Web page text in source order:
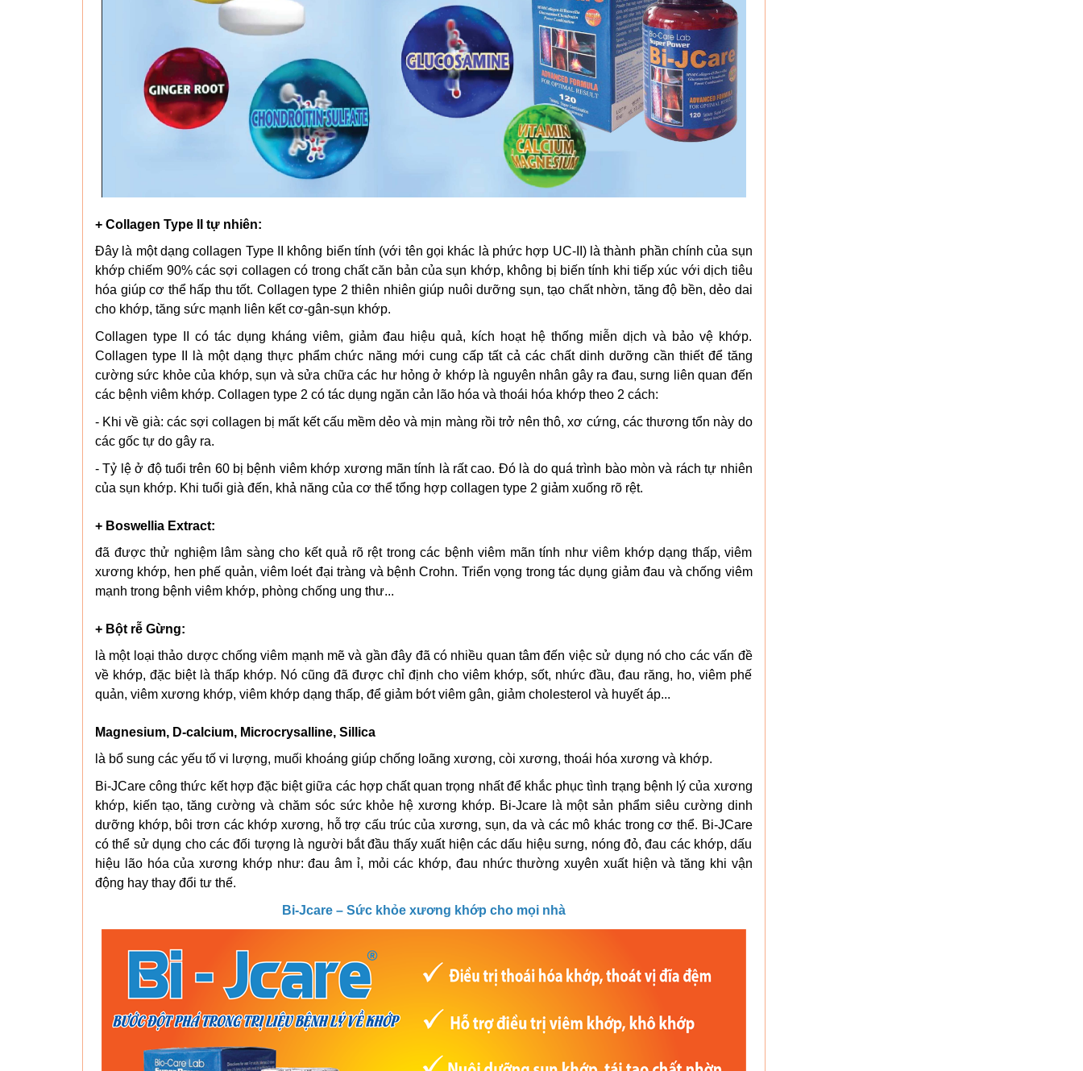
+ Collagen Type II tự nhiên:
Đây là một dạng collagen Type II không biến tính (với tên gọi khác là phức hợp UC-II) là thành phần chính của sụn
khớp chiếm 90% các sợi collagen có trong chất căn bản của sụn khớp, không bị biến tính khi tiếp xúc với dịch tiêu
hóa giúp cơ thể hấp thu tốt. Collagen type 2 thiên nhiên giúp nuôi dưỡng sụn, tạo chất nhờn, tăng độ bền, dẻo dai
cho khớp, tăng sức mạnh liên kết cơ-gân-sụn khớp.
Collagen type II có tác dụng kháng viêm, giảm đau hiệu quả, kích hoạt hệ thống miễn dịch và bảo vệ khớp.
Collagen type II là một dạng thực phẩm chức năng mới cung cấp tất cả các chất dinh dưỡng cần thiết để tăng
cường sức khỏe của khớp, sụn và sửa chữa các hư hỏng ở khớp là nguyên nhân gây ra đau, sưng liên quan đến
các bệnh viêm khớp. Collagen type 2 có tác dụng ngăn cản lão hóa và thoái hóa khớp theo 2 cách:
- Khi về già: các sợi collagen bị mất kết cấu mềm dẻo và mịn màng rồi trở nên thô, xơ cứng, các thương tổn này do
các gốc tự do gây ra.
- Tỷ lệ ở độ tuổi trên 60 bị bệnh viêm khớp xương mãn tính là rất cao. Đó là do quá trình bào mòn và rách tự nhiên
của sụn khớp. Khi tuổi già đến, khả năng của cơ thể tổng hợp collagen type 2 giảm xuống rõ rệt.
+ Boswellia Extract:
đã được thử nghiệm lâm sàng cho kết quả rõ rệt trong các bệnh viêm mãn tính như viêm khớp dạng thấp, viêm
xương khớp, hen phế quản, viêm loét đại tràng và bệnh Crohn. Triển vọng trong tác dụng giảm đau và chống viêm
mạnh trong bệnh viêm khớp, phòng chống ung thư...
+ Bột rễ Gừng:
là một loại thảo dược chống viêm mạnh mẽ và gần đây đã có nhiều quan tâm đến việc sử dụng nó cho các vấn đề
về khớp, đặc biệt là thấp khớp. Nó cũng đã được chỉ định cho viêm khớp, sốt, nhức đầu, đau răng, ho, viêm phế
quản, viêm xương khớp, viêm khớp dạng thấp, để giảm bớt viêm gân, giảm cholesterol và huyết áp...
Magnesium, D-calcium, Microcrysalline, Sillica
là bổ sung các yếu tố vi lượng, muối khoáng giúp chống loãng xương, còi xương, thoái hóa xương và khớp.
Bi-JCare công thức kết hợp đặc biệt giữa các hợp chất quan trọng nhất để khắc phục tình trạng bệnh lý của xương
khớp, kiến tạo, tăng cường và chăm sóc sức khỏe hệ xương khớp. Bi-Jcare là một sản phẩm siêu cường dinh
dưỡng khớp, bôi trơn các khớp xương, hỗ trợ cấu trúc của xương, sụn, da và các mô khác trong cơ thể. Bi-JCare
có thể sử dụng cho các đối tượng là người bắt đầu thấy xuất hiện các dấu hiệu sưng, nóng đỏ, đau các khớp, dấu
hiệu lão hóa của xương khớp như: đau âm ỉ, mỏi các khớp, đau nhức thường xuyên xuất hiện và tăng khi vận
động hay thay đổi tư thế.
Bi-Jcare – Sức khỏe xương khớp cho mọi nhà